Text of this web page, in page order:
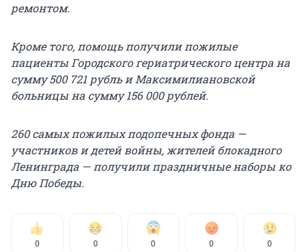
ремонтом.
Кроме того, помощь получили пожилые
пациенты Городского гериатрического центра на
сумму 500 721 рубль и Максимилиановской
больницы на сумму 156 000 рублей.
260 самых пожилых подопечных фонда —
участников и детей войны, жителей блокадного
Ленинграда — получили праздничные наборы ко
Дню Победы.
0 0 0 0 0